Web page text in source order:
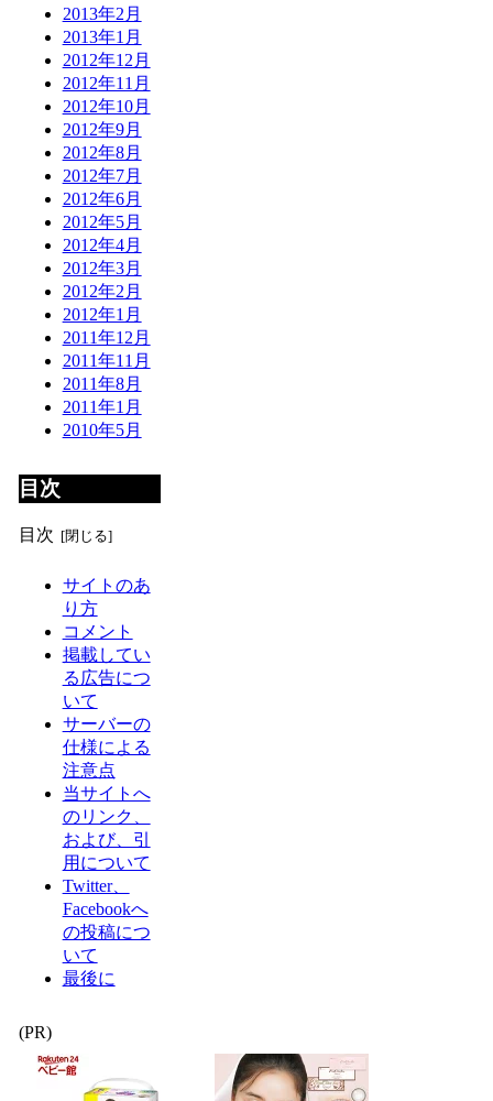
2013年2月
2013年1月
2012年12月
2012年11月
2012年10月
2012年9月
2012年8月
2012年7月
2012年6月
2012年5月
2012年4月
2012年3月
2012年2月
2012年1月
2011年12月
2011年11月
2011年8月
2011年1月
2010年5月
目次
目次
サイトのあ
り方
コメント
掲載してい
る広告につ
いて
サーバーの
仕様による
注意点
当サイトへ
のリンク、
および、引
用について
Twitter、
Facebookへ
の投稿につ
いて
最後に
(PR)